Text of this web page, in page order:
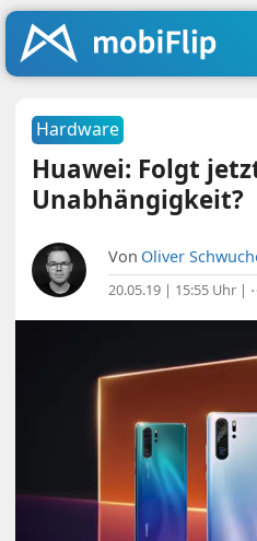
Hardware
Huawei: Folgt
Unabhängigkeit?
Von Oliver
20.05.19 | 15:55 Uhr |